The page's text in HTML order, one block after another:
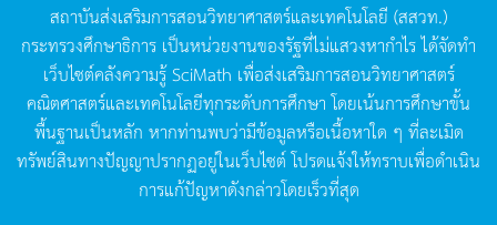
สถาบันส่งเสริมการสอนวิทยาศาสตร์และเทคโนโลยี (สสวท.)
กระทรวงศึกษาธิการ เป็นหน่วยงานของรัฐที่ไม่แสวงหากำไรได้จัดทำ
เว็บไซต์คลังความรู้SciMath เพื่อส่งเสริมการสอนวิทยาศาสตร์
คณิตศาสตร์และเทคโนโลยีทุกระดับการศึกษา โดยเน้นการศึกษาขั้น
พื้นฐานเป็นหลัก หากท่านพบว่ามีข้อมูลหรือเนื้อหาใด ๆ ที่ละเมิด
ทรัพย์สินทางปัญญาปรากฏอยู่ในเว็บไซต์โปรดแจ้งให้ทราบเพื่อดำเนิน
การแก้ปัญหาดังกล่าวโดยเร็วที่สุด